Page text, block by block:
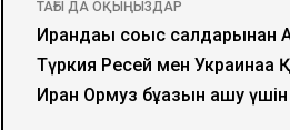
ТАҒЫ ДА ОҚЫҢЫЗДАР
Ирандағы соғыс
Түркия Ресей мен
Иран Ормуз бұғазын ашу